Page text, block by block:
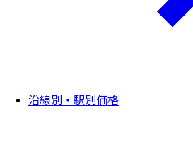
沿線別・駅別価格